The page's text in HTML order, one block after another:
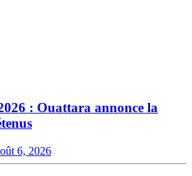
: Ouattara annonce la
6, 2026